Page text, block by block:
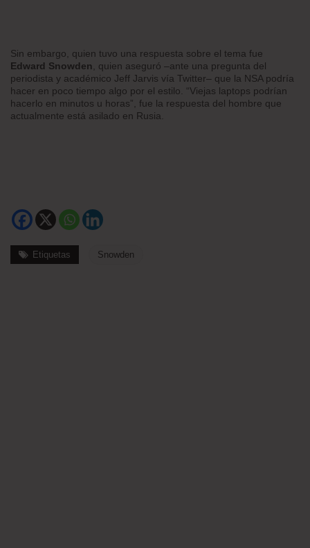
Sin embargo, quien tuvo una respuesta sobre el tema fue
Edward Snowden , quien aseguró –ante una pregunta del
periodista y académico Jeff Jarvis vía Twitter– que la NSA podría
hacer en poco tiempo algo por el estilo. “Viejas laptops podrían
hacerlo en minutos u horas”, fue la respuesta del hombre que
actualmente está asilado en Rusia.
Etiquetas Snowden